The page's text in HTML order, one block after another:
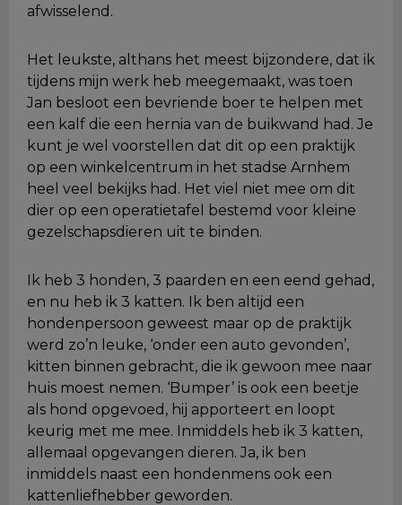
afwisselend.
Het leukste, althans het meest bijzondere, dat ik
tijdens mijn werk heb meegemaakt, was toen
Jan besloot een bevriende boer te helpen met
een kalf die een hernia van de buikwand had. Je
kunt je wel voorstellen dat dit op een praktijk
op een winkelcentrum in het stadse Arnhem
heel veel bekijks had. Het viel niet mee om dit
dier op een operatietafel bestemd voor kleine
gezelschapsdieren uit te binden.
Ik heb 3 honden, 3 paarden en een eend gehad,
en nu heb ik 3 katten. Ik ben altijd een
hondenpersoon geweest maar op de praktijk
werd zo’n leuke, ‘onder een auto gevonden’,
kitten binnen gebracht, die ik gewoon mee naar
huis moest nemen. ‘Bumper’ is ook een beetje
als hond opgevoed, hij apporteert en loopt
keurig met me mee. Inmiddels heb ik 3 katten,
allemaal opgevangen dieren. Ja, ik ben
inmiddels naast een hondenmens ook een
kattenliefhebber geworden.